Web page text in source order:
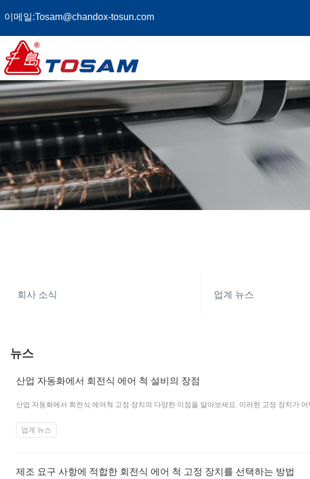
이메일:Tosam@chandox-tosun.com
회사 소식 업계 뉴스
뉴스
산업 자동화에서 회전식 에어 척 설비의 장점
산업 자동화에서 회전식 에어척 고정 장치의 다양한 이점을 알아보세요. 이러한 고정 장치가
업계 뉴스
제조 요구 사항에 적합한 회전식 에어 척 고정 장치를 선택하는 방법